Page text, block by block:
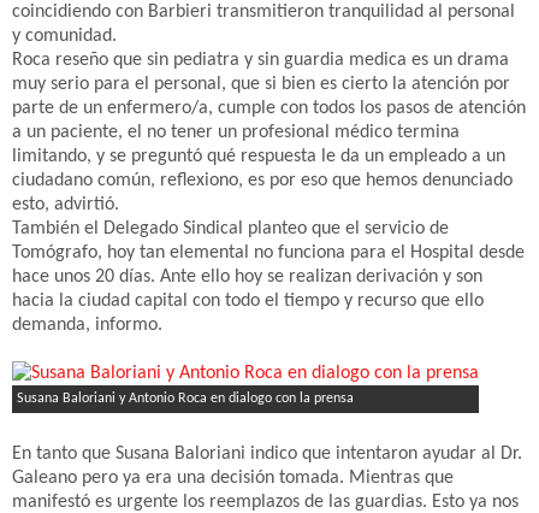
coincidiendo con Barbieri transmitieron tranquilidad al personal
y comunidad.
Roca reseño que sin pediatra y sin guardia medica es un drama
muy serio para el personal, que si bien es cierto la atención por
parte de un enfermero/a, cumple con todos los pasos de atención
a un paciente, el no tener un profesional médico termina
limitando, y se preguntó qué respuesta le da un empleado a un
ciudadano común, reflexiono, es por eso que hemos denunciado
esto, advirtió.
También el Delegado Sindical planteo que el servicio de
Tomógrafo, hoy tan elemental no funciona para el Hospital desde
hace unos 20 días. Ante ello hoy se realizan derivación y son
hacia la ciudad capital con todo el tiempo y recurso que ello
demanda, informo.
Susana Baloriani y Antonio Roca en dialogo con la prensa
En tanto que Susana Baloriani indico que intentaron ayudar al Dr.
Galeano pero ya era una decisión tomada. Mientras que
manifestó es urgente los reemplazos de las guardias. Esto ya nos